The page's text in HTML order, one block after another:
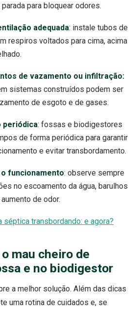
parada para bloquear odores.
adequada: instale tubos de
respiros voltados para cima, acima
de vazamento ou infiltração:
sistemas construídos podem ser
de esgoto e de gases.
periódica: fossas e biodigestores
de forma periódica para garantir
e evitar transbordamento.
funcionamento: observe sempre
no escoamento da água, barulhos
de odor.
séptica transbordando: e agora?
mau cheiro de
e no biodigestor
a melhor solução. Além das dicas
uma rotina de cuidados e, se